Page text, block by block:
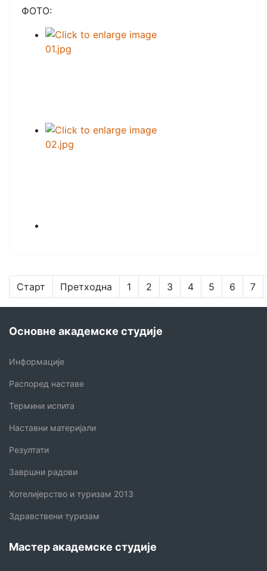
ФОТО:
Старт Претходна 1 2 3 4 5 6 7
Основне академске студије
Информације
Распоред наставе
Термини испита
Наставни материјали
Резултати
Завршни радови
Хотелијерство и туризам 2013
Здравствени туризам
Мастер академске студије